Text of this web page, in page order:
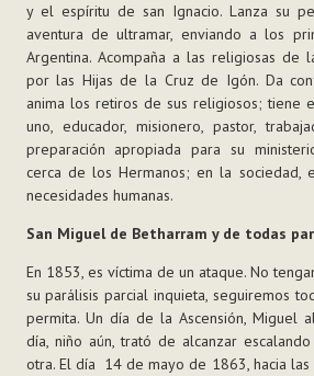
y el espíritu de san Ignacio. Lanza su
aventura de ultramar, enviando a los
Argentina. Acompaña a las religiosas de
por las Hijas de la Cruz de Igón. Da
anima los retiros de sus religiosos; tiene
uno, educador, misionero, pastor,
preparación apropiada para su
cerca de los Hermanos; en la sociedad,
necesidades humanas.
San Miguel de Betharram y de todas
En 1853, es víctima de un ataque. No
su parálisis parcial inquieta, seguiremos
permita. Un día de la Ascensión, Miguel
día, niño aún, trató de alcanzar
otra. El día 14 de mayo de 1863, hacia las